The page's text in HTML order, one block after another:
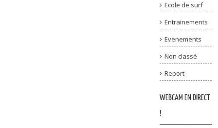
Ecole de surf
Entrainements
Evenements
Non classé
Report
WEBCAM EN DIRECT
!